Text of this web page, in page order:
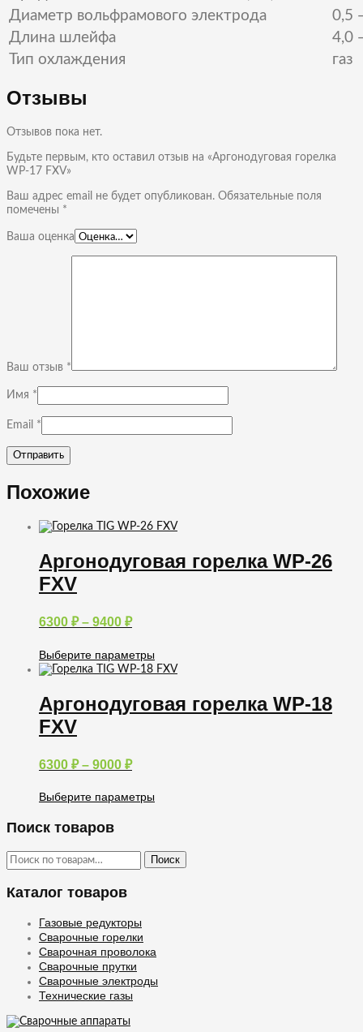
Диаметр вольфрамового электрода
0,5
Длина шлейфа
4,0
Тип охлаждения
газ
Отзывы
Отзывов пока нет.
Будьте первым, кто оставил отзыв на «Аргонодуговая горелка
WP-17 FXV»
Ваш адрес email не будет опубликован. Обязательные поля
помечены *
Ваша оценка
Ваш отзыв *
Имя *
Email *
Похожие
Аргонодуговая горелка WP-26
FXV
6300 ₽ – 9400 ₽Диапазон
6300 ₽
–
Выберите параметры
Этот
имеет
несколько
вариаций.
Опции
выбрать
странице
товара.
Аргонодуговая горелка WP-18
FXV
6300 ₽ – 9000 ₽Диапазон
6300 ₽
Выберите параметры
товар
несколько
вариаций.
можно
на
странице
товара.
Поиск товаров
Искать: Поиск
Каталог товаров
Газовые редукторы
Сварочные горелки
Сварочная проволока
Сварочные прутки
Сварочные электроды
Технические газы